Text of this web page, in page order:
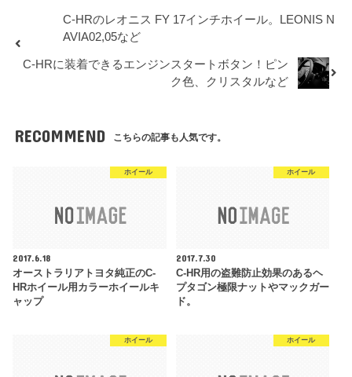
C-HRのレオニス FY 17インチホイール。LEONIS N
AVIA02,05など
C-HRに装着できるエンジンスタートボタン！ピン
ク色、クリスタルなど
RECOMMEND こちらの記事も人気です。
ホイール
2017.6.18
オーストラリアトヨタ純正のC-
HRホイール用カラーホイールキ
ャップ
ホイール
2017.7.30
C-HR用の盗難防止効果のあるヘ
プタゴン極限ナットやマックガー
ド。
ホイール ホイール